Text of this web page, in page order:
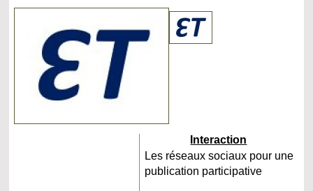
Interaction
Les réseaux sociaux pour une
publication participative